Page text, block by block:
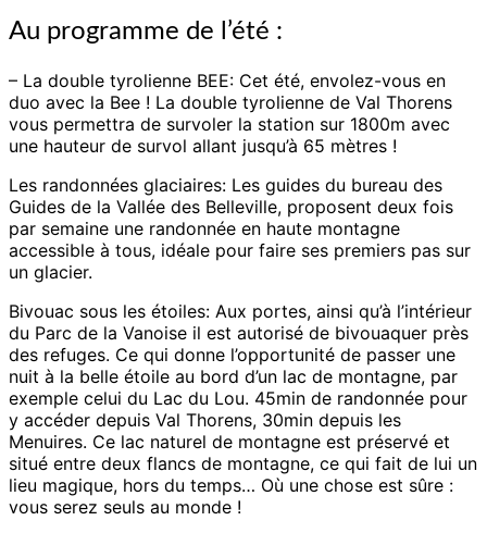
Au programme de l’été :
– La double tyrolienne BEE: Cet été, envolez-vous en
duo avec la Bee ! La double tyrolienne de Val Thorens
vous permettra de survoler la station sur 1800m avec
une hauteur de survol allant jusqu’à 65 mètres !
Les randonnées glaciaires: Les guides du bureau des
Guides de la Vallée des Belleville, proposent deux fois
par semaine une randonnée en haute montagne
accessible à tous, idéale pour faire ses premiers pas sur
un glacier.
Bivouac sous les étoiles: Aux portes, ainsi qu’à l’intérieur
du Parc de la Vanoise il est autorisé de bivouaquer près
des refuges. Ce qui donne l’opportunité de passer une
nuit à la belle étoile au bord d’un lac de montagne, par
exemple celui du Lac du Lou. 45min de randonnée pour
y accéder depuis Val Thorens, 30min depuis les
Menuires. Ce lac naturel de montagne est préservé et
situé entre deux flancs de montagne, ce qui fait de lui un
lieu magique, hors du temps… Où une chose est sûre :
vous serez seuls au monde !